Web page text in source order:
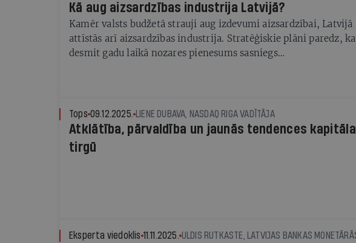
Kā aug aizsardzības industrija Latvijā?
Kamēr valsts budžetā strauji aug izdevumi aizsardzībai, Latvijā
attīstās arī aizsardzības industrija. Stratēģiskie plāni paredz, ka
desmit gadu laikā nozares pienesums sasniegs
Tops 09.12.2025. LIENE DUBAVA, NASDAQ RIGA VADĪTĀJA
Atklātība, pārvaldība un jaunās tendences kapitāla
tirgū
Eksperta viedoklis 11.11.2025.